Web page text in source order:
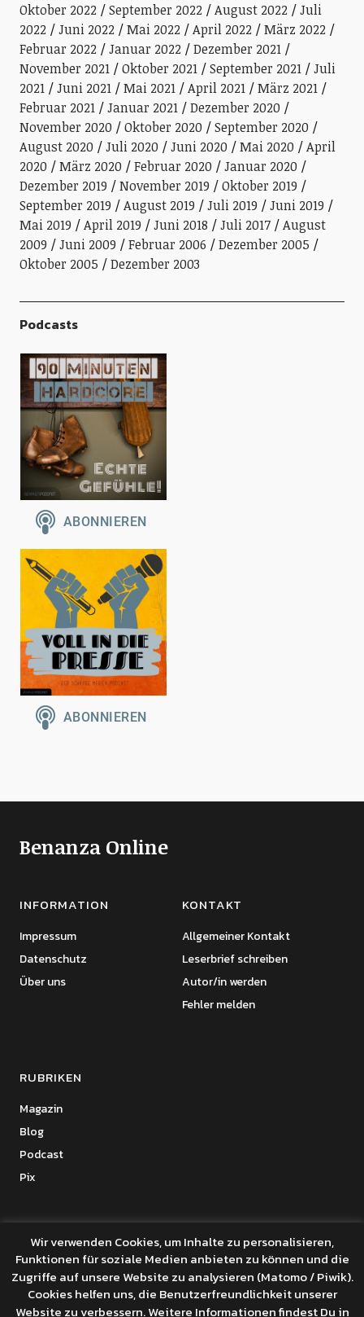
Oktober 2022
September 2022 August 2022
Juli
2022
Juni 2022 Mai 2022 April 2022
März 2022
Februar 2022
Januar 2022
Dezember 2021
November 2021
Oktober 2021 September 2021
Juli
2021
Juni 2021 Mai 2021 April 2021
März 2021
Februar 2021
Januar 2021
Dezember 2020
November 2020
Oktober 2020
September 2020
August 2020
Juli 2020 Juni 2020 Mai 2020
April
2020
März 2020 Februar 2020
Januar 2020
Dezember 2019
November 2019
Oktober 2019
September 2019
August 2019 Juli 2019
Juni 2019
Mai 2019
April 2019 Juni 2018 Juli 2017
August
2009
Juni 2009 Februar 2006
Dezember 2005
Oktober 2005
Dezember 2003
Podcasts
Benanza Online
INFORMATION
Impressum
Datenschutz
Über uns
KONTAKT
Allgemeiner Kontakt
Leserbrief schreiben
Autor/in werden
Fehler melden
RUBRIKEN
Magazin
Blog
Podcast
Pix
Copyright © 2026 Benanza Online
Datenschutz
Powered by WordPress
Theme: Uku vonElmastudio
Wir verwenden Cookies, um Inhalte zu personalisieren,
Funktionen für soziale Medien anbieten zu können und die
Zugriffe auf unsere Website zu analysieren (Matomo / Piwik).
Cookies helfen uns, die Benutzerfreundlichkeit unserer
Website zu verbessern. Weitere Informationen findest Du in